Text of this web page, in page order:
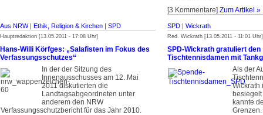
[3 Kommentare] Zum Artikel »
Aus NRW| Ethik, Religion & Kirchen | SPD
Hauptredaktion [13.05.2011 - 17:08 Uhr]
Hans-Willi Körfges: „Salafisten im Fokus des
Verfassungsschutzes“
In der der Sitzung des
Innenausschusses am 12. Mai
2011 diskutierten die
Landtagsabgeordneten unter
anderem den NRW
Verfassungsschutzbericht für das Jahr 2010.
SPD | Wickrath
Red. Wickrath [13.05.2011 - 11:01 Uhr]
SPD-Wickrath gratuliert den
Tischtennisdamen mit
Als der
Wickrath
kannte
Grenzen.